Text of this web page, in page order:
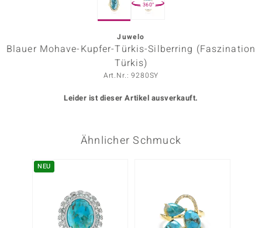
360°
Juwelo
Blauer Mohave-Kupfer-Türkis-Silberring (Faszination
Türkis)
Art.Nr.: 9280SY
Leider ist dieser Artikel ausverkauft.
Ähnlicher Schmuck
NEU